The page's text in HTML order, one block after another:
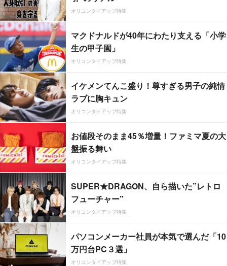
オリコンタイアップ特集
マクドナルドが40年にわたり支える「小学
生の甲子園」
オリコンタイアップ特集
イケメンてんこ盛り！尊すぎる男子の純情
ラブに胸キュン
オリコンタイアップ特集
お値段そのまま45％増量！ファミマ夏の大
盤振る舞い
オリコンタイアップ特集
SUPER★DRAGON、自ら描いた”レトロ
フューチャー”
オリコンタイアップ特集
パソコンメーカー社員が本気で選んだ「10
万円台PC３選」
オリコンタイアップ特集